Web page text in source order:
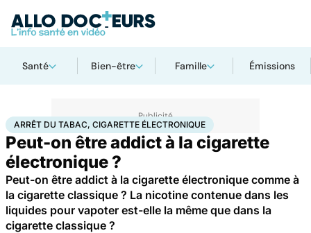
Santé Bien-être Famille Émissions
AccueilSantéMaladiesArrêt du tabac, cigarette électronique
ARRÊT DU TABAC, CIGARETTE ÉLECTRONIQUE
Peut-on être addict à la cigarette
électronique ?
Peut-on être addict à la cigarette électronique comme à
la cigarette classique ? La nicotine contenue dans les
liquides pour vapoter est-elle la même que dans la
cigarette classique ?